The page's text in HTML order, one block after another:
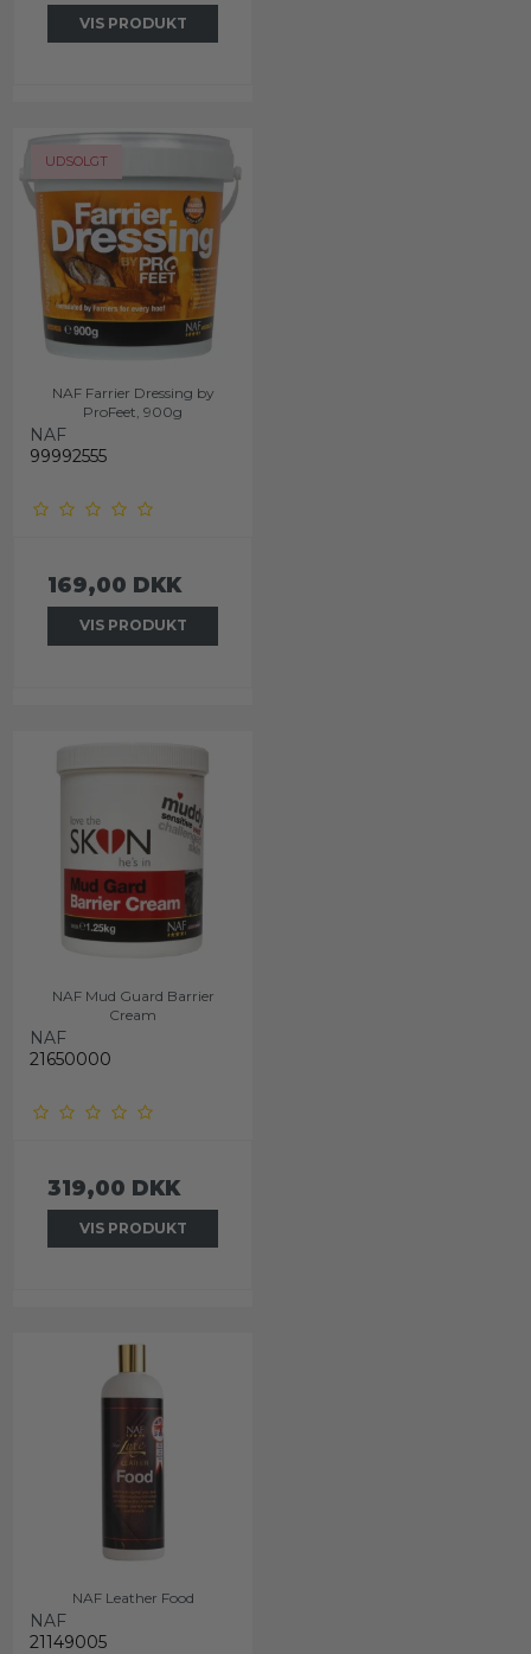
VIS PRODUKT
UDSOLGT
NAF Farrier Dressing by
ProFeet, 900g
NAF
99992555
169,00 DKK
VIS PRODUKT
NAF Mud Guard Barrier
Cream
NAF
21650000
319,00 DKK
VIS PRODUKT
NAF Leather Food
NAF
21149005